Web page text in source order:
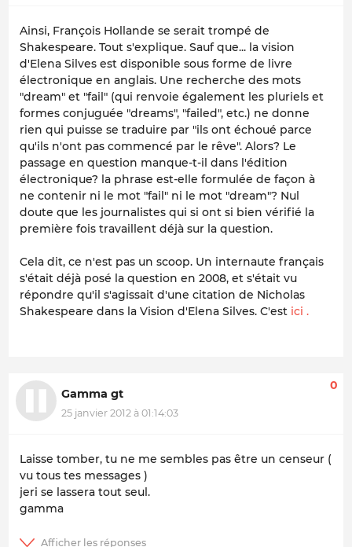
Ainsi, François Hollande se serait trompé de
Shakespeare. Tout s'explique. Sauf que... la vision
d'Elena Silves est disponible sous forme de livre
électronique en anglais. Une recherche des mots
"dream" et "fail" (qui renvoie également les pluriels et
formes conjuguée "dreams", "failed", etc.) ne donne
rien qui puisse se traduire par "ils ont échoué parce
qu'ils n'ont pas commencé par le rêve". Alors? Le
passage en question manque-t-il dans l'édition
électronique? la phrase est-elle formulée de façon à
ne contenir ni le mot "fail" ni le mot "dream"? Nul
doute que les journalistes qui si ont si bien vérifié la
première fois travaillent déjà sur la question.
Cela dit, ce n'est pas un scoop. Un internaute français
s'était déjà posé la question en 2008, et s'était vu
répondre qu'il s'agissait d'une citation de Nicholas
Shakespeare dans la Vision d'Elena Silves. C'est ici .
Gamma gt
25 janvier 2012 à 01:14:03
0
Laisse tomber, tu ne me sembles pas être un censeur (
vu tous tes messages )
jeri se lassera tout seul.
gamma